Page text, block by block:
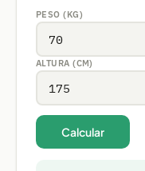
PESO (KG)
ALTURA (CM)
Calcular